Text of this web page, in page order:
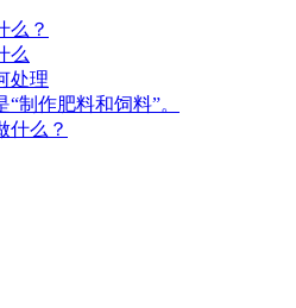
么？
么
处理
制作肥料和饲料”。
什么？